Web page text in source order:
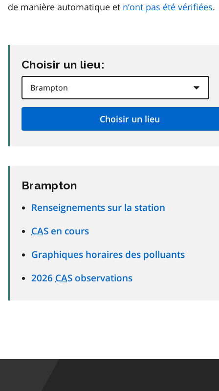
de manière automatique et n’ont pas été vérifiées.
Choisir un lieu:
Brampton
Renseignements sur la station
CAS en cours
Graphiques horaires des polluants
2026 CAS observations